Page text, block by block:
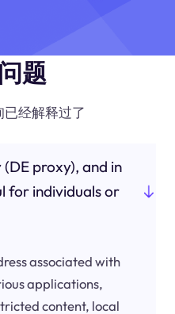
题
经解释过了
proxy), and in
for individuals or
associated with
applications,
content, local